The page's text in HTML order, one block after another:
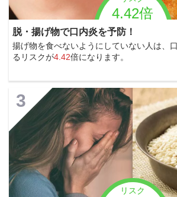
4.42倍
脱・揚げ物で口内炎を予防！
揚げ物を食べないようにしていない人は、
るリスクが4.42倍になります。
リスク
3